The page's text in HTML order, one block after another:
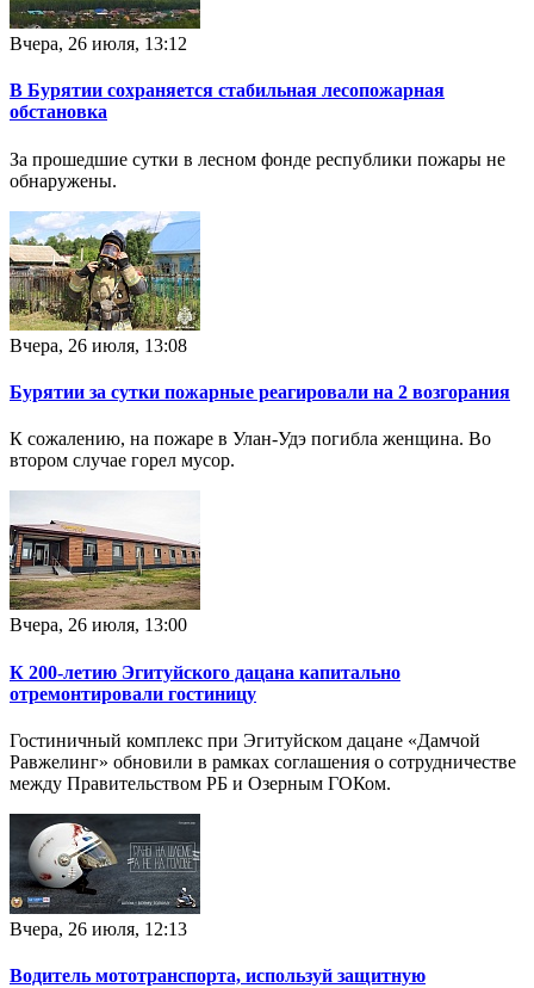
Вчера, 26 июля, 13:12
В Бурятии сохраняется стабильная лесопожарная
обстановка
За прошедшие сутки в лесном фонде республики пожары не
обнаружены.
Вчера, 26 июля, 13:08
Бурятии за сутки пожарные реагировали на 2 возгорания
К сожалению, на пожаре в Улан-Удэ погибла женщина. Во
втором случае горел мусор.
Вчера, 26 июля, 13:00
К 200-летию Эгитуйского дацана капитально
отремонтировали гостиницу
Гостиничный комплекс при Эгитуйском дацане «Дамчой
Равжелинг» обновили в рамках соглашения о сотрудничестве
между Правительством РБ и Озерным ГОКом.
Вчера, 26 июля, 12:13
Водитель мототранспорта, используй защитную